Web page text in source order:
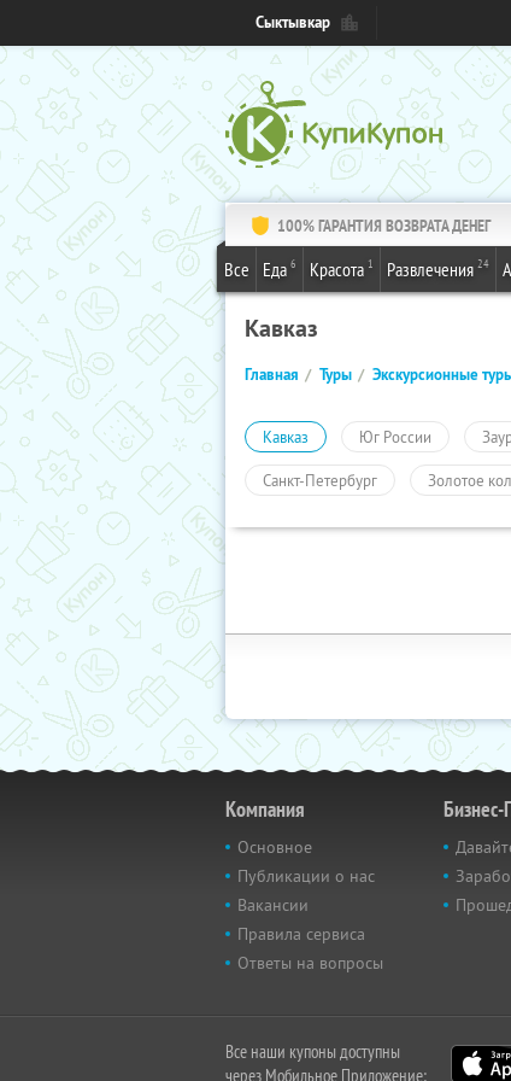
Сыктывкар
100% ГАРАНТИЯ ВОЗВРАТА ДЕНЕГ
Все Еда 6 Красота 1 Развлечения 24
Кавказ
Главная Туры Экскурсионные
Кавказ Юг России
Санкт-Петербург Золотое
Компания
Основное
Публикации о нас
Вакансии
Правила сервиса
Ответы на вопросы
Все наши купоны доступны
через Мобильное Приложение: